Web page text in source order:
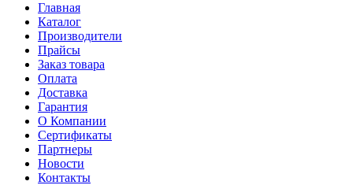
Главная
Каталог
Производители
Прайсы
Заказ товара
Оплата
Доставка
Гарантия
О Компании
Сертификаты
Партнеры
Новости
Контакты